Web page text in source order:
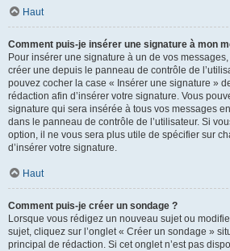
Haut
Comment puis-je insérer une signature à mon
Pour insérer une signature à un de vos
créer une depuis le panneau de contrôle de
pouvez cocher la case « Insérer une signature »
rédaction afin d’insérer votre signature. Vous
signature qui sera insérée à tous vos messages
dans le panneau de contrôle de l’utilisateur. Si
option, il ne vous sera plus utile de spécifier sur
d’insérer votre signature.
Haut
Comment puis-je créer un sondage ?
Lorsque vous rédigez un nouveau sujet ou
sujet, cliquez sur l’onglet « Créer un sondage »
principal de rédaction. Si cet onglet n’est pas